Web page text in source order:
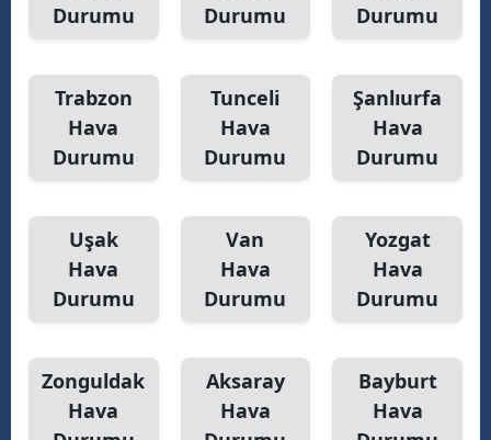
Durumu
Durumu
Durumu
Trabzon
Hava
Durumu
Tunceli
Hava
Durumu
Şanlıurfa
Hava
Durumu
Uşak
Hava
Durumu
Van
Hava
Durumu
Yozgat
Hava
Durumu
Zonguldak
Hava
Aksaray
Hava
Bayburt
Hava